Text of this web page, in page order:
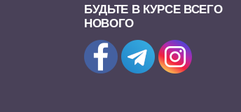
БУДЬТЕ В КУРСЕ ВСЕГО
НОВОГО